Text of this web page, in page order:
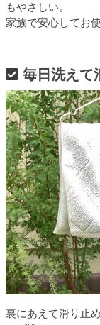
もやさしい。
家族で安心してお
毎日洗えて
裏にあえて滑り止